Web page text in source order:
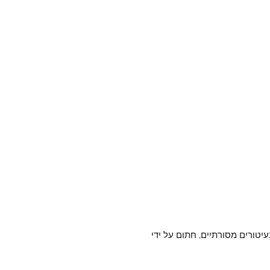
מסורתיים, חתום על ידי